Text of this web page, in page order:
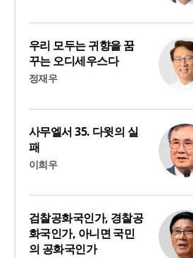
우리 모두는 귀향을 꿈
꾸는 오디세우스다
정재우
사무엘서 35. 다윗의 실
패
이희우
검찰공화국인가, 경찰공
화국인가, 아니면 국민
의 공화국인가